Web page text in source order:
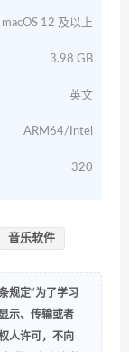
macOS 12 及以上
3.98 GB
英文
ARM64/Intel
320
音乐软件
规定“为了学习
示、传输或者
人许可，不向